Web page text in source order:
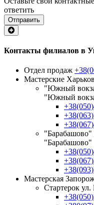
ответить
Отправить
Контакты филиалов в
Отдел продаж
Мастерские Харьков
"Южный
"Южный
"Барабашово"
Мастерская
Стартерок ул.